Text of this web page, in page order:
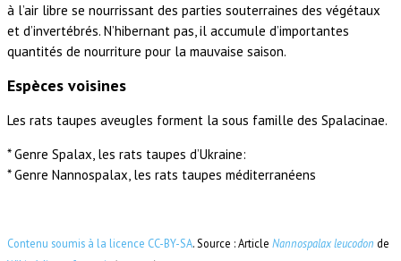
à l’air libre se nourrissant des parties souterraines des végétaux
et d’invertébrés. N’hibernant pas, il accumule d’importantes
quantités de nourriture pour la mauvaise saison.
Espèces voisines
Les rats taupes aveugles forment la sous famille des Spalacinae.
* Genre Spalax, les rats taupes d’Ukraine:
* Genre Nannospalax, les rats taupes méditerranéens
Contenu soumis à la licence CC-BY-SA. Source : Article Nannospalax leucodon de